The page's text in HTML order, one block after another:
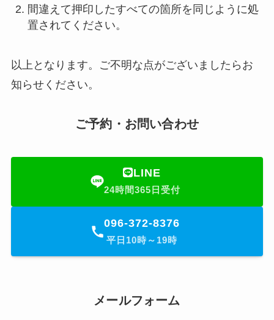
間違えて押印したすべての箇所を同じように処
置されてください。
以上となります。ご不明な点がございましたらお
知らせください。
ご予約・お問い合わせ
LINE
24時間365日受付
096-372-8376
平日10時～19時
メールフォーム